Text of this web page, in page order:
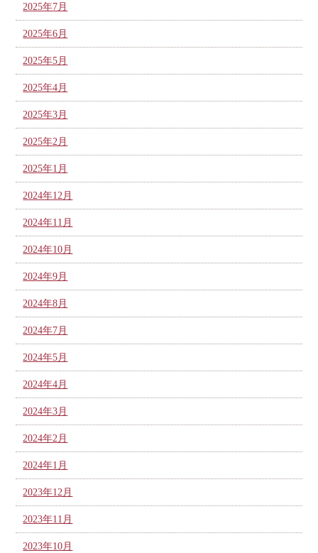
2025年7月
2025年6月
2025年5月
2025年4月
2025年3月
2025年2月
2025年1月
2024年12月
2024年11月
2024年10月
2024年9月
2024年8月
2024年7月
2024年5月
2024年4月
2024年3月
2024年2月
2024年1月
2023年12月
2023年11月
2023年10月